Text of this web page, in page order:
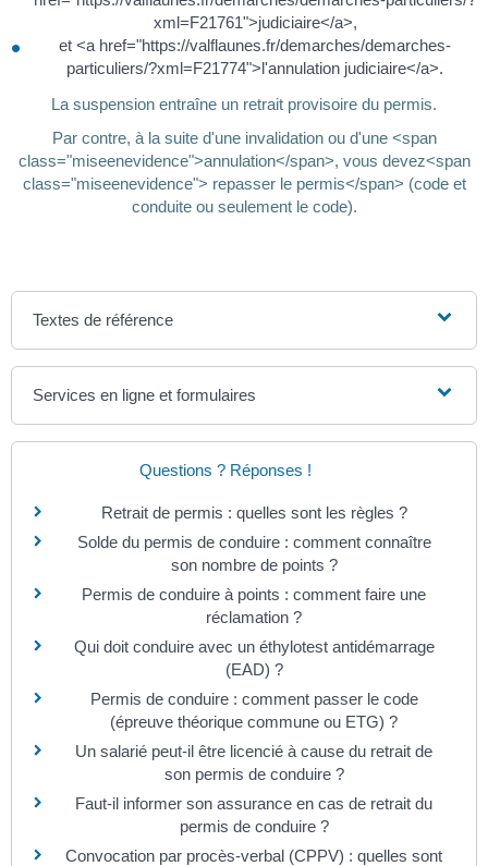
xml=F21761">judiciaire</a>,
et <a href="https://valflaunes.fr/demarches/demarches-
particuliers/?xml=F21774">l'annulation judiciaire</a>.
La suspension entraîne un retrait provisoire du permis.
Par contre, à la suite d'une invalidation ou d'une <span
class="miseenevidence">annulation</span>, vous devez<span
class="miseenevidence"> repasser le permis</span> (code et
conduite ou seulement le code).
Textes de référence
Services en ligne et formulaires
Questions ? Réponses !
Retrait de permis : quelles sont les règles ?
Solde du permis de conduire : comment connaître
son nombre de points ?
Permis de conduire à points : comment faire une
réclamation ?
Qui doit conduire avec un éthylotest antidémarrage
(EAD) ?
Permis de conduire : comment passer le code
(épreuve théorique commune ou ETG) ?
Un salarié peut-il être licencié à cause du retrait de
son permis de conduire ?
Faut-il informer son assurance en cas de retrait du
permis de conduire ?
Convocation par procès-verbal (CPPV) : quelles sont